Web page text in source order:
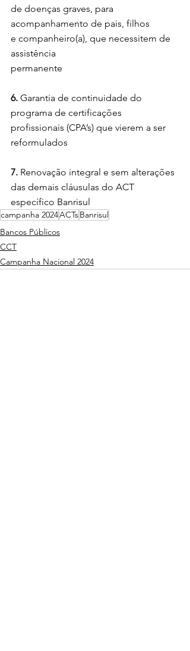
de doenças graves, para
acompanhamento de pais, filhos
e companheiro(a), que necessitem de
assistência
permanente
6. Garantia de continuidade do
programa de certificações
profissionais (CPA’s) que vierem a ser
reformulados
7. Renovação integral e sem alterações
das demais cláusulas do ACT
específico Banrisul
campanha 2024ACTsBanrisul
Bancos Públicos
CCT
Campanha Nacional 2024